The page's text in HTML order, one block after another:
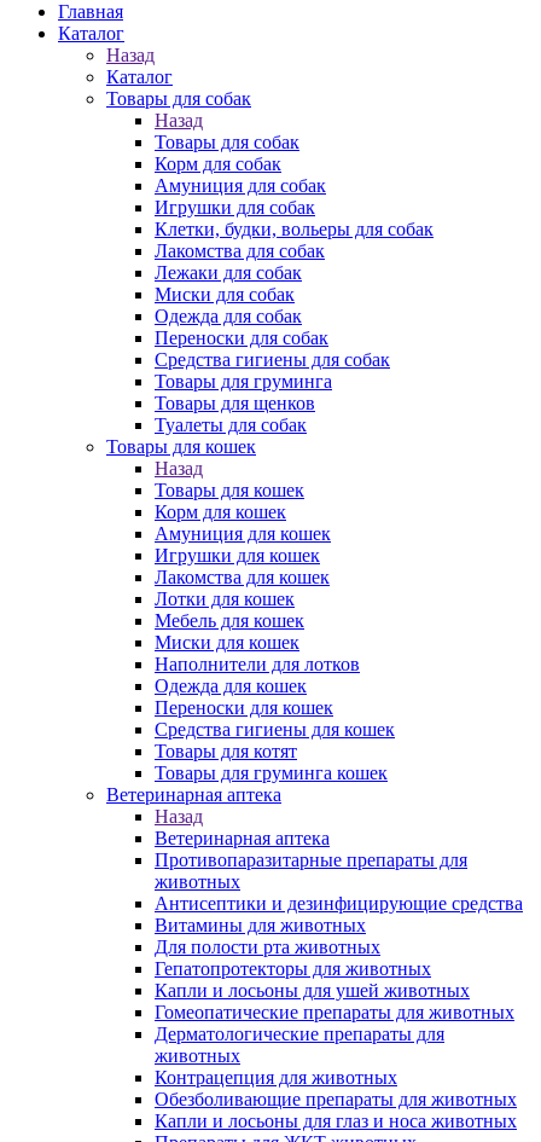
Главная
Каталог
Назад
Каталог
Товары для собак
Назад
Товары для собак
Корм для собак
Амуниция для собак
Игрушки для собак
Клетки, будки, вольеры для собак
Лакомства для собак
Лежаки для собак
Миски для собак
Одежда для собак
Переноски для собак
Средства гигиены для собак
Товары для груминга
Товары для щенков
Туалеты для собак
Товары для кошек
Назад
Товары для кошек
Корм для кошек
Амуниция для кошек
Игрушки для кошек
Лакомства для кошек
Лотки для кошек
Мебель для кошек
Миски для кошек
Наполнители для лотков
Одежда для кошек
Переноски для кошек
Средства гигиены для кошек
Товары для котят
Товары для груминга кошек
Ветеринарная аптека
Назад
Ветеринарная аптека
Противопаразитарные препараты для
животных
Антисептики и дезинфицирующие средства
Витамины для животных
Для полости рта животных
Гепатопротекторы для животных
Капли и лосьоны для ушей животных
Гомеопатические препараты для животных
Дерматологические препараты для
животных
Контрацепция для животных
Обезболивающие препараты для животных
Капли и лосьоны для глаз и носа животных